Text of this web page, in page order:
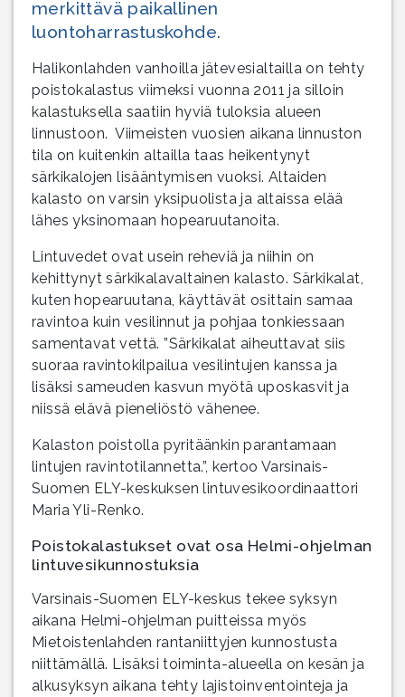
merkittävä paikallinen
luontoharrastuskohde.
Halikonlahden vanhoilla jätevesialtailla on tehty
poistokalastus viimeksi vuonna 2011 ja silloin
kalastuksella saatiin hyviä tuloksia alueen
linnustoon. Viimeisten vuosien aikana linnuston
tila on kuitenkin altailla taas heikentynyt
särkikalojen lisääntymisen vuoksi. Altaiden
kalasto on varsin yksipuolista ja altaissa elää
lähes yksinomaan hopearuutanoita.
Lintuvedet ovat usein reheviä ja niihin on
kehittynyt särkikalavaltainen kalasto. Särkikalat,
kuten hopearuutana, käyttävät osittain samaa
ravintoa kuin vesilinnut ja pohjaa tonkiessaan
samentavat vettä. ”Särkikalat aiheuttavat siis
suoraa ravintokilpailua vesilintujen kanssa ja
lisäksi sameuden kasvun myötä uposkasvit ja
niissä elävä pieneliöstö vähenee.
Kalaston poistolla pyritäänkin parantamaan
lintujen ravintotilannetta.”, kertoo Varsinais-
Suomen ELY-keskuksen lintuvesikoordinaattori
Maria Yli-Renko.
Poistokalastukset ovat osa Helmi-ohjelman
lintuvesikunnostuksia
Varsinais-Suomen ELY-keskus tekee syksyn
aikana Helmi-ohjelman puitteissa myös
Mietoistenlahden rantaniittyjen kunnostusta
niittämällä. Lisäksi toiminta-alueella on kesän ja
alkusyksyn aikana tehty lajistoinventointeja ja